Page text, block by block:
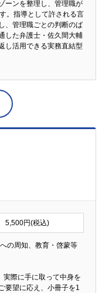
ーンを整理し、管理職が
。指導として許される言
、管理職ごとの判断のば
した弁護士・佐久間大輔
し活用できる実務直結型
5,500円(税込)
の周知、教育・啓蒙等
際に手に取って中身を
要望に応え、小冊子を1